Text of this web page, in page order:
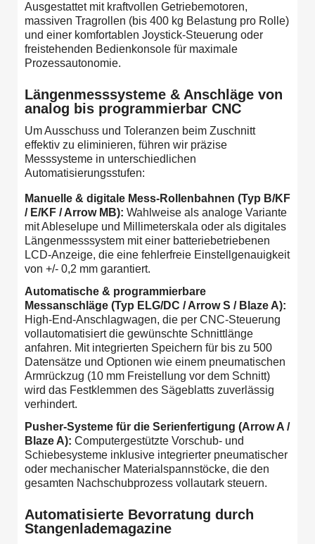
Ausgestattet mit kraftvollen Getriebemotoren,
massiven Tragrollen (bis 400 kg Belastung pro Rolle)
und einer komfortablen Joystick-Steuerung oder
freistehenden Bedienkonsole für maximale
Prozessautonomie.
Längenmesssysteme & Anschläge von
analog bis programmierbar CNC
Um Ausschuss und Toleranzen beim Zuschnitt
effektiv zu eliminieren, führen wir präzise
Messsysteme in unterschiedlichen
Automatisierungsstufen:
Manuelle & digitale Mess-Rollenbahnen (Typ B/KF
/ E/KF / Arrow MB): Wahlweise als analoge Variante
mit Ableselupe und Millimeterskala oder als digitales
Längenmesssystem mit einer batteriebetriebenen
LCD-Anzeige, die eine fehlerfreie Einstellgenauigkeit
von +/- 0,2 mm garantiert.
Automatische & programmierbare
Messanschläge (Typ ELG/DC / Arrow S / Blaze A):
High-End-Anschlagwagen, die per CNC-Steuerung
vollautomatisiert die gewünschte Schnittlänge
anfahren. Mit integrierten Speichern für bis zu 500
Datensätze und Optionen wie einem pneumatischen
Armrückzug (10 mm Freistellung vor dem Schnitt)
wird das Festklemmen des Sägeblatts zuverlässig
verhindert.
Pusher-Systeme für die Serienfertigung (Arrow A /
Blaze A): Computergestützte Vorschub- und
Schiebesysteme inklusive integrierter pneumatischer
oder mechanischer Materialspannstöcke, die den
gesamten Nachschubprozess vollautark steuern.
Automatisierte Bevorratung durch
Stangenlademagazine